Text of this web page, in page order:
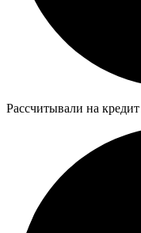
Рассчитывали на